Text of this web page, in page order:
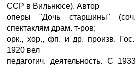
ССР в Вильнюсе). Автор
оперы "Дочь старшины"
спектаклям драм. т-ров;
орк., хор., фп. и др. произв.
1920 вел
педагогич. деятельность. С